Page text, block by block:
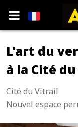
L'art du
à la Cité
Cité du Vitrail
Nouvel espace